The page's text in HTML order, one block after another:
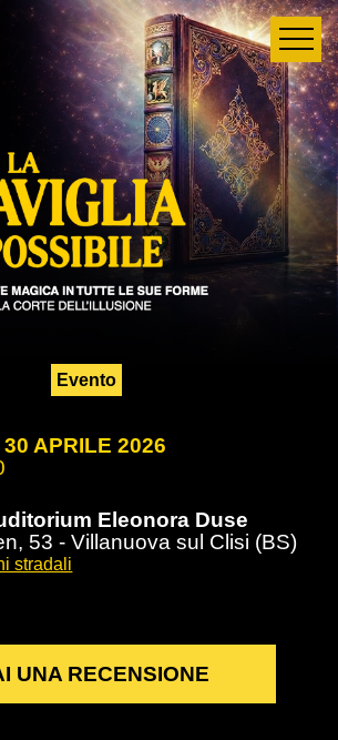
Evento
APRILE 2026
Eleonora Duse
53 - Villanuova sul Clisi (BS)
stradali
UNA RECENSIONE